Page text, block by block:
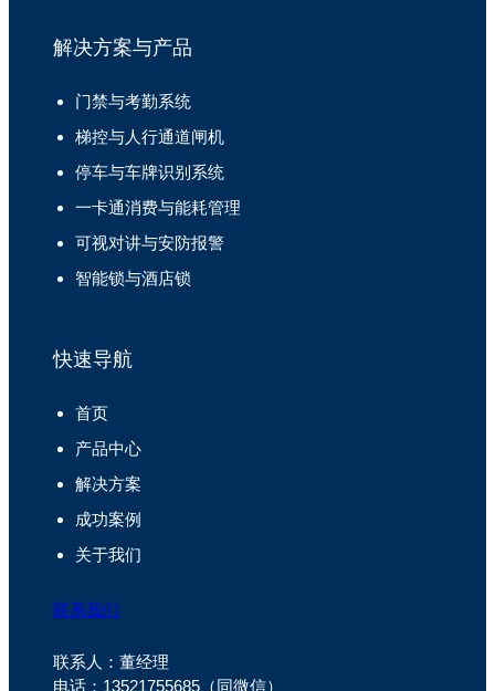
解决方案与产品
门禁与考勤系统
梯控与人行通道闸机
停车与车牌识别系统
一卡通消费与能耗管理
可视对讲与安防报警
智能锁与酒店锁
快速导航
首页
产品中心
解决方案
成功案例
关于我们
联系我们
联系人：董经理
电话：13521755685（同微信）